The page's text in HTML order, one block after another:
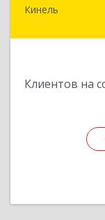
Кинель
Клиентов на
446436,